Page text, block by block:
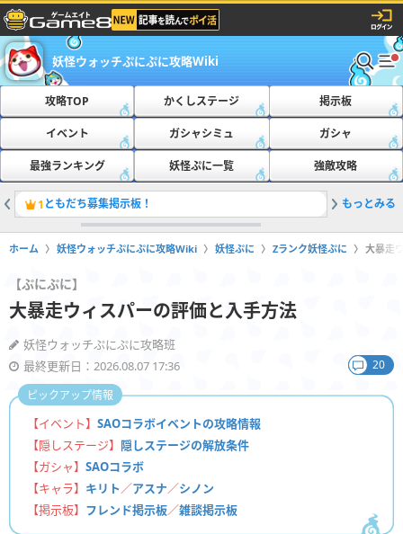
妖怪ウォッチぷにぷに攻略Wiki
攻略TOP かくしステージ 掲示板
イベント ガシャシミュ ガシャ
最強ランキング 妖怪ぷに一覧 強敵攻略
1 ともだち募集掲示板！ 2おたす
もっとみる
ホーム 妖怪ウォッチぷにぷに攻略Wiki 妖怪ぷに Zランク妖怪ぷに 大暴走
【ぷにぷに】
大暴走ウィスパーの評価と入手方法
妖怪ウォッチぷにぷに攻略班
最終更新日：2026.08.07 17:36
20
【イベント】 SAOコラボイベントの攻略情報
【隠しステージ】 隠しステージの解放条件
【ガシャ】 SAOコラボ
【キャラ】 キリト／アスナ／シノン
【掲示板】 フレンド掲示板／雑談掲示板
ピックアップ情報